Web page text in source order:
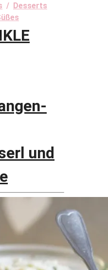
/ Desserts
und